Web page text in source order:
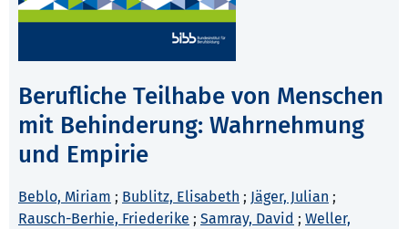
Berufliche Teilhabe von Menschen
mit Behinderung: Wahrnehmung
und Empirie
Beblo, Miriam ; Bublitz, Elisabeth ; Jäger, Julian ;
Rausch-Berhie, Friederike ; Samray, David ; Weller,